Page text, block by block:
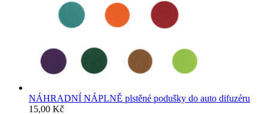
NÁHRADNÍ NÁPLNĚ plstěné podušky do auto difuzéru
15,00 Kč